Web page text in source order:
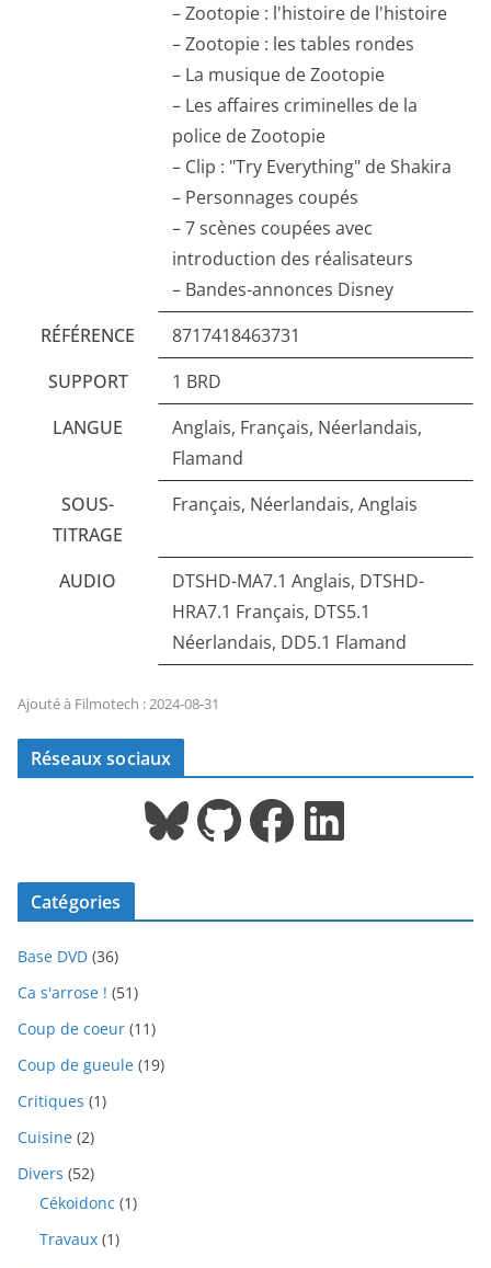
– Zootopie : l'histoire de l'histoire
– Zootopie : les tables rondes
– La musique de Zootopie
– Les affaires criminelles de la
police de Zootopie
– Clip : "Try Everything" de Shakira
– Personnages coupés
– 7 scènes coupées avec
introduction des réalisateurs
– Bandes-annonces Disney
RÉFÉRENCE
8717418463731
SUPPORT
1 BRD
LANGUE
Anglais, Français, Néerlandais,
Flamand
SOUS-
TITRAGE
Français, Néerlandais, Anglais
AUDIO
DTSHD-MA7.1 Anglais, DTSHD-
HRA7.1 Français, DTS5.1
Néerlandais, DD5.1 Flamand
Ajouté à Filmotech : 2024-08-31
Réseaux sociaux
Bluesky GitHub Facebook LinkedIn
Catégories
Base DVD (36)
Ca s'arrose ! (51)
Coup de coeur (11)
Coup de gueule (19)
Critiques (1)
Cuisine (2)
Divers (52)
Cékoidonc (1)
Travaux (1)